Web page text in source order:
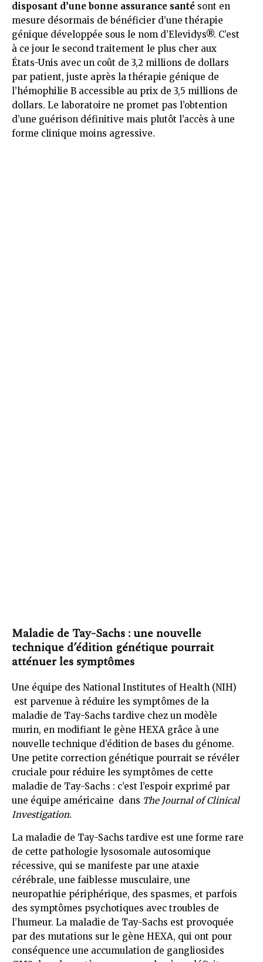
disposant d’une bonne assurance santé sont en
mesure désormais de bénéficier d’une thérapie
génique développée sous le nom d’Elevidys®. C’est
à ce jour le second traitement le plus cher aux
États-Unis avec un coût de 3,2 millions de dollars
par patient, juste après la thérapie génique de
l’hémophilie B accessible au prix de 3,5 millions de
dollars. Le laboratoire ne promet pas l’obtention
d’une guérison définitive mais plutôt l’accès à une
forme clinique moins agressive.
Maladie de Tay-Sachs : une nouvelle
technique d’édition génétique pourrait
atténuer les symptômes
Une équipe des National Institutes of Health (NIH)
est parvenue à réduire les symptômes de la
maladie de Tay-Sachs tardive chez un modèle
murin, en modifiant le gène HEXA grâce à une
nouvelle technique d’édition de bases du génome.
Une petite correction génétique pourrait se révéler
cruciale pour réduire les symptômes de cette
maladie de Tay-Sachs : c’est l’espoir exprimé par
une équipe américaine dans The Journal of Clinical
Investigation.
La maladie de Tay-Sachs tardive est une forme rare
de cette pathologie lysosomale autosomique
récessive, qui se manifeste par une ataxie
cérébrale, une faiblesse musculaire, une
neuropathie périphérique, des spasmes, et parfois
des symptômes psychotiques avec troubles de
l’humeur. La maladie de Tay-Sachs est provoquée
par des mutations sur le gène HEXA, qui ont pour
conséquence une accumulation de gangliosides